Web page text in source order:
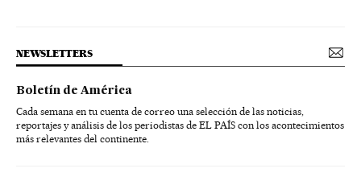
NEWSLETTERS
Boletín de América
Cada semana en tu cuenta de correo una selección de las noticias,
reportajes y análisis de los periodistas de EL PAÍS con los acontecimientos
más relevantes del continente.